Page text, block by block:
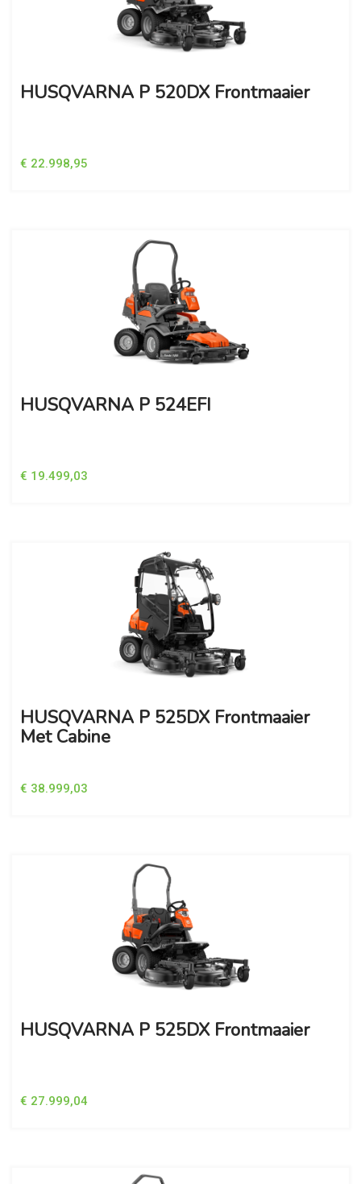
HUSQVARNA P 520DX Frontmaaier
€ 22.998,95
HUSQVARNA P 524EFI
€ 19.499,03
HUSQVARNA P 525DX Frontmaaier
Met Cabine
€ 38.999,03
HUSQVARNA P 525DX Frontmaaier
€ 27.999,04